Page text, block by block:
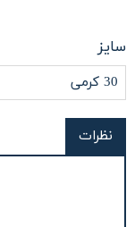
سایز
30 کرمی
نظرات